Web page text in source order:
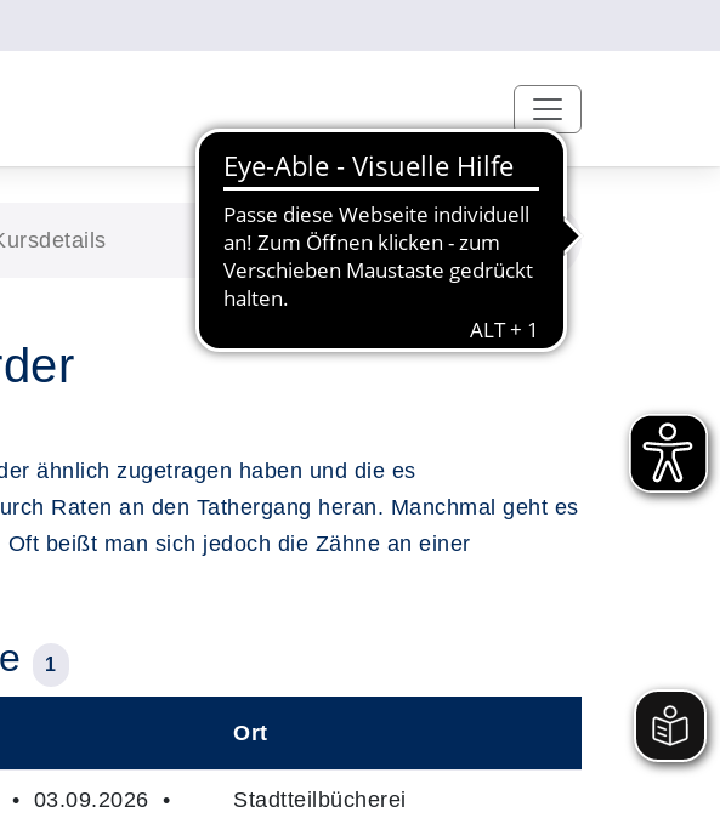
ähnlich zugetragen haben und die es
Raten an den Tathergang heran. Manchmal geht es
beißt man sich jedoch die Zähne an einer
1
Ort
• 03.09.2026 •
Stadtteilbücherei